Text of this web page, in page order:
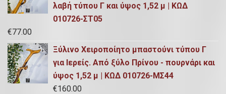
λαβή τύπου Γ και ύψος 1,52 μ | ΚΩΔ
010726-ΣΤ05
€77.00
Ξύλινο Χειροποίητο μπαστούνι τύπου Γ
για Ιερείς. Από ξύλο Πρίνου - πουρνάρι και
ύψος 1,52 μ | ΚΩΔ 010726-ΜΣ44
€160.00